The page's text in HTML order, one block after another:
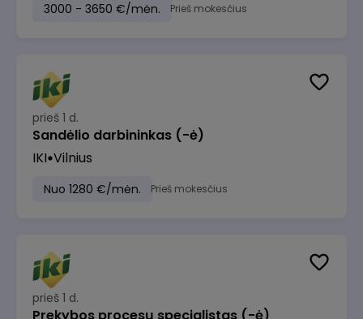
3000 - 3650 €/mėn. Prieš mokesčius
prieš 1 d.
Sandėlio darbininkas (-ė)
IKI Vilnius
Nuo 1280 €/mėn. Prieš mokesčius
prieš 1 d.